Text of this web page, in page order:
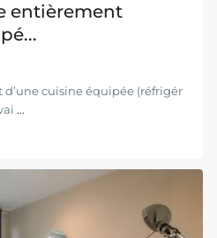
entièrement
cuisine équipée (réfrigér
...